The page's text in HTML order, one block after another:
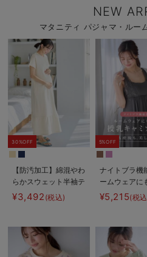
NEW
マタニティ パジャマ・ルー
30%OFF
【防汚加工】綿混やわ
らかスウェット半袖テ
ィアードネグリジェ
マタニティ・産後【出
¥3,492 (税込)
5%OFF
ナイトブラ
ームウェアに
乳キャミソー
¥5,215(税